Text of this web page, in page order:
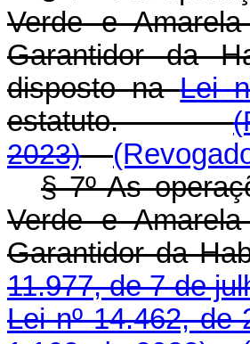
Verde e
Garantidor da
disposto naLei
estatuto.
2023)
§ 7º As
Verde e
Garantidor da
11.977, de 7 de
Lei nº 14.462, de